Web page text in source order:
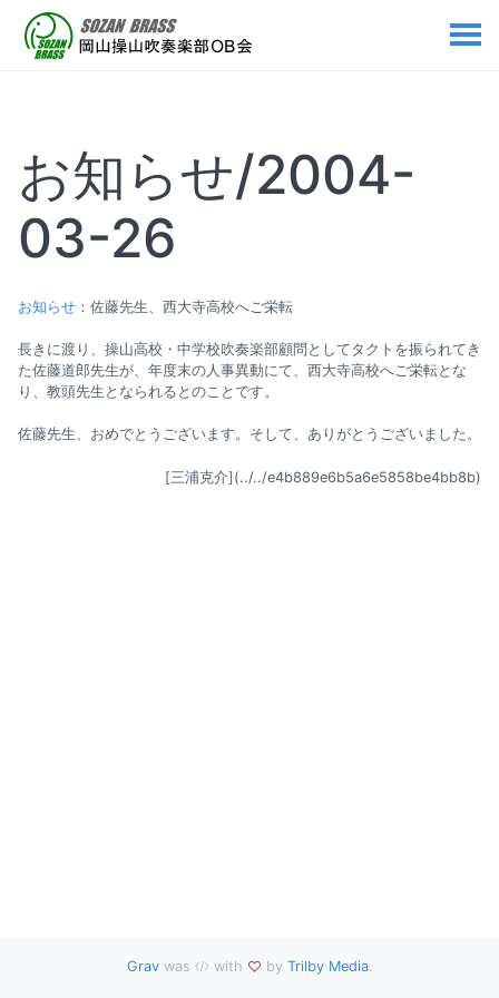
お知らせ/2004-
03-26
お知らせ ：佐藤先生、西大寺高校へご栄転
長きに渡り、操山高校・中学校吹奏楽部顧問としてタクトを振られてき
た佐藤道郎先生が、年度末の人事異動にて、西大寺高校へご栄転とな
り、教頭先生となられるとのことです。
佐藤先生、おめでとうございます。そして、ありがとうございました。
[三浦克介](../../e4b889e6b5a6e5858be4bb8b)
Gravwas with by Trilby Media.